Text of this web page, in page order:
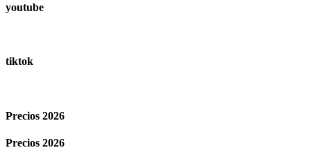
youtube
tiktok
Precios 2026
Precios 2026